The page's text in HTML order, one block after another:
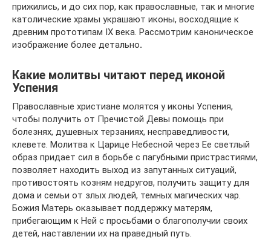
прижились, и до сих пор, как православные, так и многие
католические храмы украшают иконы, восходящие к
древним прототипам IX века. Рассмотрим каноническое
изображение более детально.
Какие молитвы читают перед иконой
Успения
Православные христиане молятся у иконы Успения,
чтобы получить от Пречистой Девы помощь при
болезнях, душевных терзаниях, несправедливости,
клевете. Молитва к Царице Небесной через Ее светлый
образ придает сил в борьбе с пагубными пристрастиями,
позволяет находить выход из запутанных ситуаций,
противостоять козням недругов, получить защиту для
дома и семьи от злых людей, темных магических чар.
Божия Матерь оказывает поддержку матерям,
прибегающим к Ней с просьбами о благополучии своих
детей, наставлении их на праведный путь.